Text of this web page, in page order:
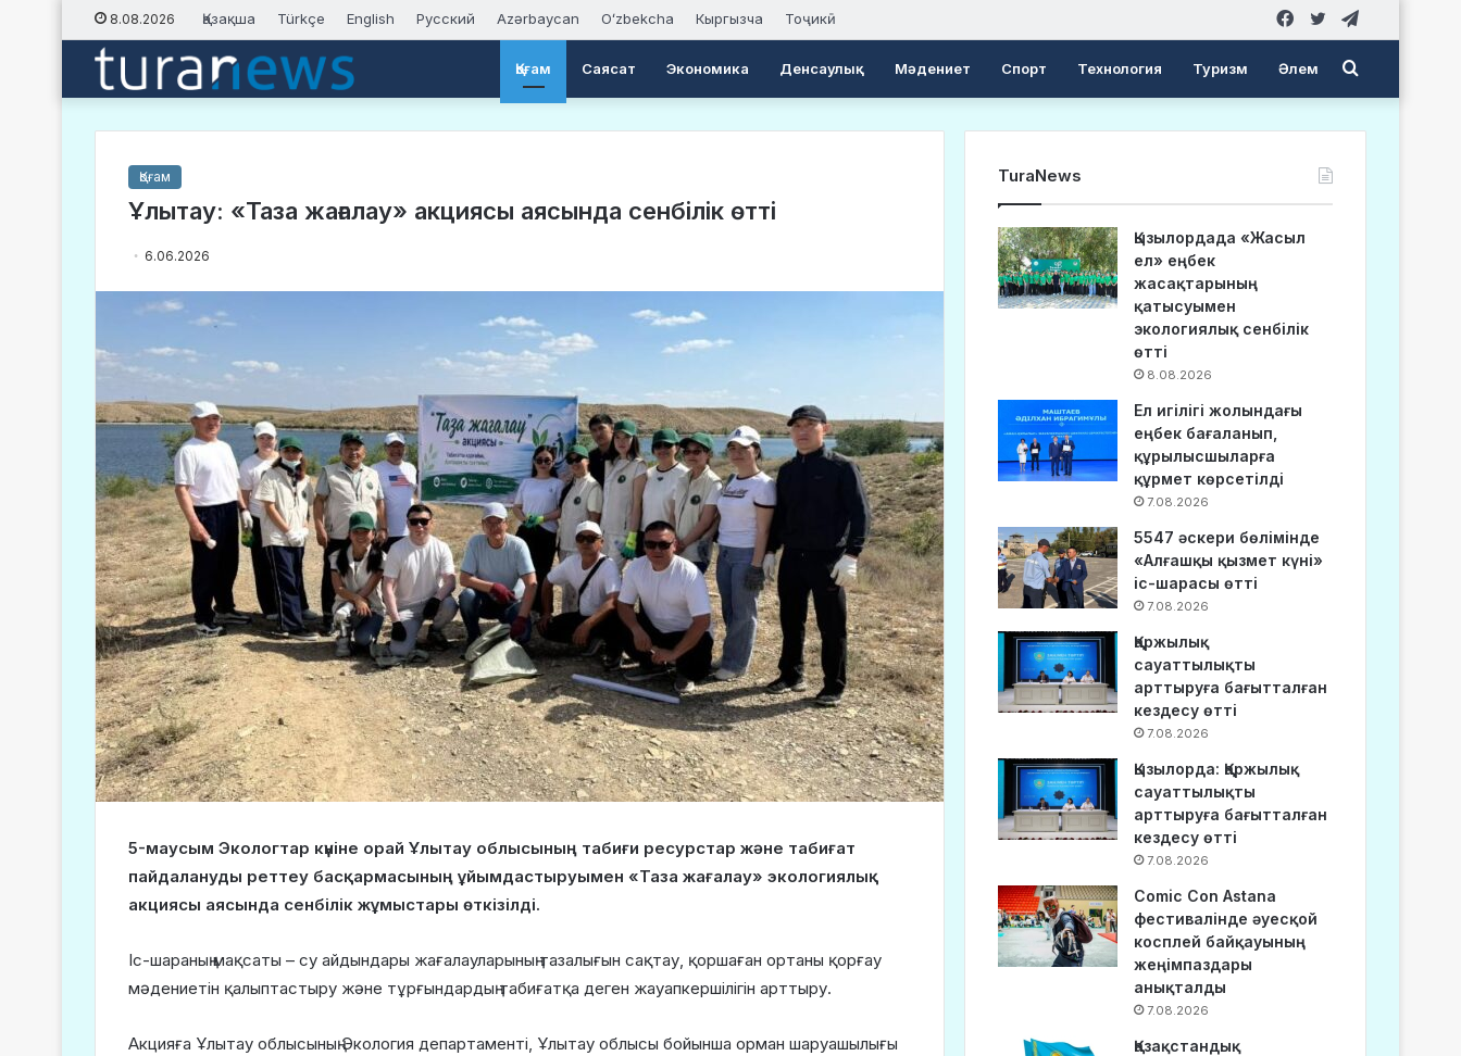
8.08.2026 Қазақша Türkçe English Русский Azərbaycan Oʻzbekcha Кыргызча Тоҷикӣ Twitter
Facebook
Қоғам Саясат Экономика Денсаулық Мәдениет Спорт Технология Туризм Әлем Search
for
Қоғам
Ұлытау: «Таза жағалау» акциясы аясында сенбілік өтті
6.06.2026
5-маусым Экологтар күніне орай Ұлытау облысының табиғи ресурстар және табиғат
пайдалануды реттеу басқармасының ұйымдастыруымен «Таза жағалау» экологиялық
акциясы аясында сенбілік жұмыстары өткізілді.
Іс-шараның мақсаты – су айдындары жағалауларының тазалығын сақтау, қоршаған ортаны қорғау
мәдениетін қалыптастыру және тұрғындардың табиғатқа деген жауапкершілігін арттыру.
Акцияға Ұлытау облысының Экология департаменті, Ұлытау облысы бойынша орман шаруашылығы
TuraNews
Қызылордада «Жасыл
ел» еңбек
жасақтарының
қатысуымен
экологиялық сенбілік
өтті
8.08.2026
Ел игілігі жолындағы
еңбек бағаланып,
құрылысшыларға
құрмет көрсетілді
7.08.2026
5547 әскери бөлімінде
«Алғашқы қызмет күні»
іс-шарасы өтті
7.08.2026
Қаржылық
сауаттылықты
арттыруға бағытталған
кездесу өтті
7.08.2026
Қызылорда: Қаржылық
сауаттылықты
арттыруға бағытталған
кездесу өтті
7.08.2026
Comic Con Astana
фестивалінде әуесқой
косплей байқауының
жеңімпаздары
анықталды
7.08.2026
Қазақстандық